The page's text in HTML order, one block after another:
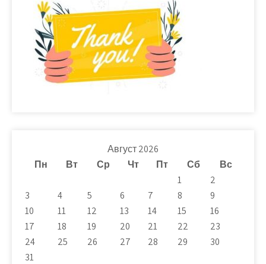
Август 2026
Пн
Вт Ср Чт Пт Сб
Вс
1
2
3
4 5 6 7 8
9
10
11 12 13 14 15
16
17
18 19 20 21 22
23
24
25 26 27 28 29
30
31